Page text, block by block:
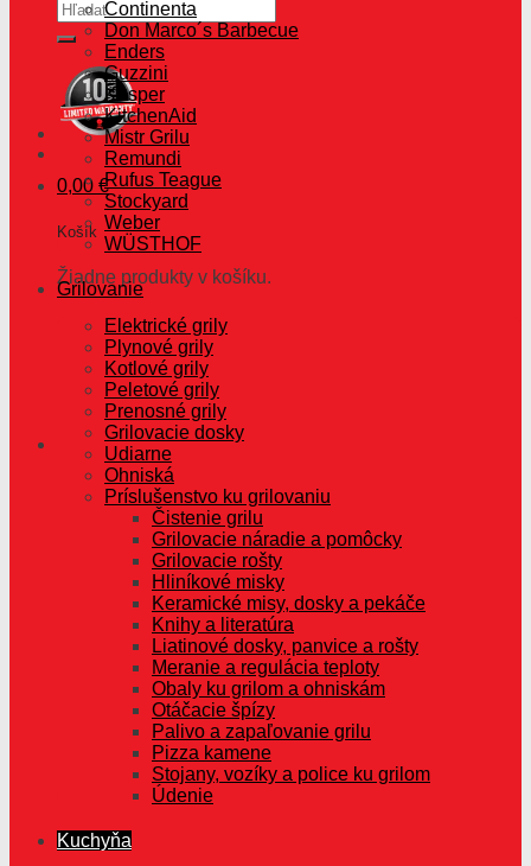
Hľadať:
0,00 €
Košík
Žiadne produkty v košíku.
Continenta
Don Marco´s Barbecue
Enders
Guzzini
Kesper
KitchenAid
Mistr Grilu
Remundi
Rufus Teague
Stockyard
Weber
WÜSTHOF
Grilovanie
Elektrické grily
Plynové grily
Kotlové grily
Peletové grily
Prenosné grily
Grilovacie dosky
Udiarne
Ohniská
Príslušenstvo ku grilovaniu
Čistenie grilu
Grilovacie náradie a pomôcky
Grilovacie rošty
Hliníkové misky
Keramické misy, dosky a pekáče
Knihy a literatúra
Liatinové dosky, panvice a rošty
Meranie a regulácia teploty
Obaly ku grilom a ohniskám
Otáčacie špízy
Palivo a zapaľovanie grilu
Pizza kamene
Stojany, vozíky a police ku grilom
Údenie
Kuchyňa